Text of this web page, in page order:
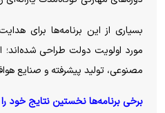
بسیاری از این برنامه‌ها برای
مورد اولویت دولت طراحی شده‌اند؛
مصنوعی، تولید پیشرفته و صنایع
برخی برنامه‌ها نخستین نتایج خود